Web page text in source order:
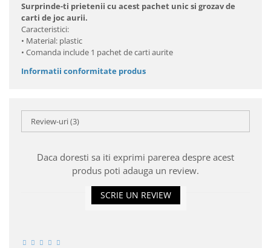
Surprinde-ti prietenii cu acest pachet unic si grozav de
carti de joc aurii.
Caracteristici:
• Material: plastic
• Comanda include 1 pachet de carti aurite
Informatii conformitate produs
Review-uri(3)
Daca doresti sa iti exprimi parerea despre acest
produs poti adauga un review.
SCRIE UN REVIEW